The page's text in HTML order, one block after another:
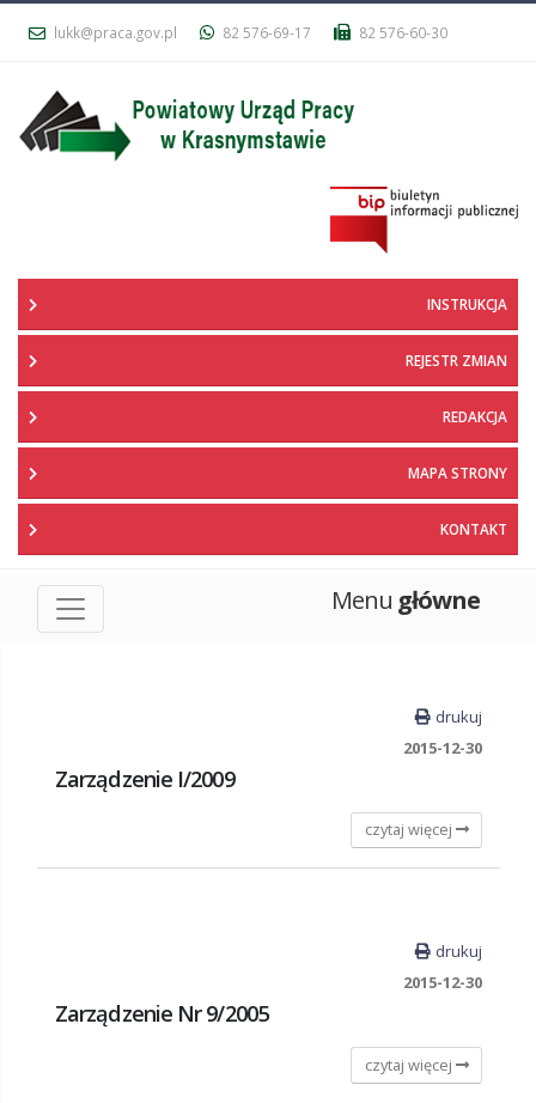
lukk@praca.gov.pl 82 576-69-17 82 576-60-30
INSTRUKCJA
REJESTR ZMIAN
REDAKCJA
MAPA STRONY
KONTAKT
Menu główne
drukuj
2015-12-30
Zarządzenie I/2009
czytaj więcej
drukuj
2015-12-30
Zarządzenie Nr 9/2005
czytaj więcej